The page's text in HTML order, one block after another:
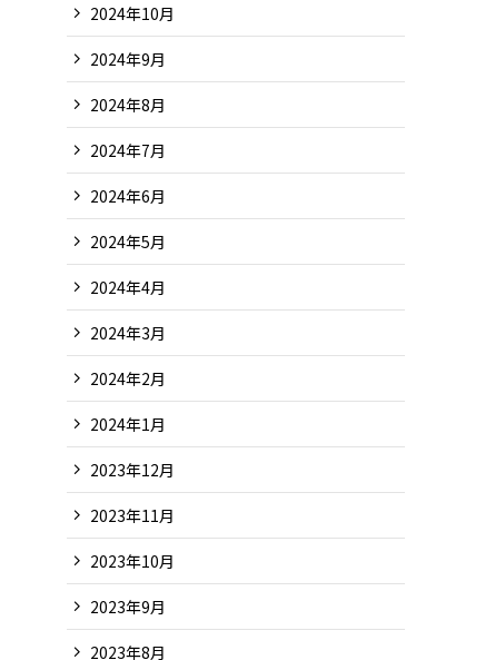
2024年10月
2024年9月
2024年8月
2024年7月
2024年6月
2024年5月
2024年4月
2024年3月
2024年2月
2024年1月
2023年12月
2023年11月
2023年10月
2023年9月
2023年8月